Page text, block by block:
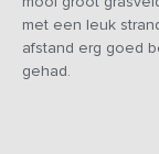
met een leuk
afstand erg goed
gehad.